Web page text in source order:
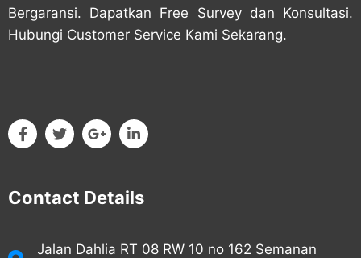
Bergaransi. Dapatkan Free Survey dan Konsultasi.
Hubungi Customer Service Kami Sekarang.
Contact Details
Jalan Dahlia RT 08 RW 10 no 162 Semanan